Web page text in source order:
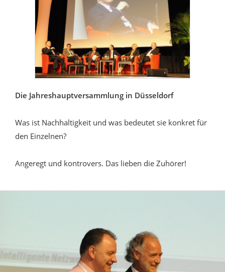
Die Jahreshauptversammlung in Düsseldorf
Was ist Nachhaltigkeit und was bedeutet sie konkret für
den Einzelnen?
Angeregt und kontrovers. Das lieben die Zuhörer!